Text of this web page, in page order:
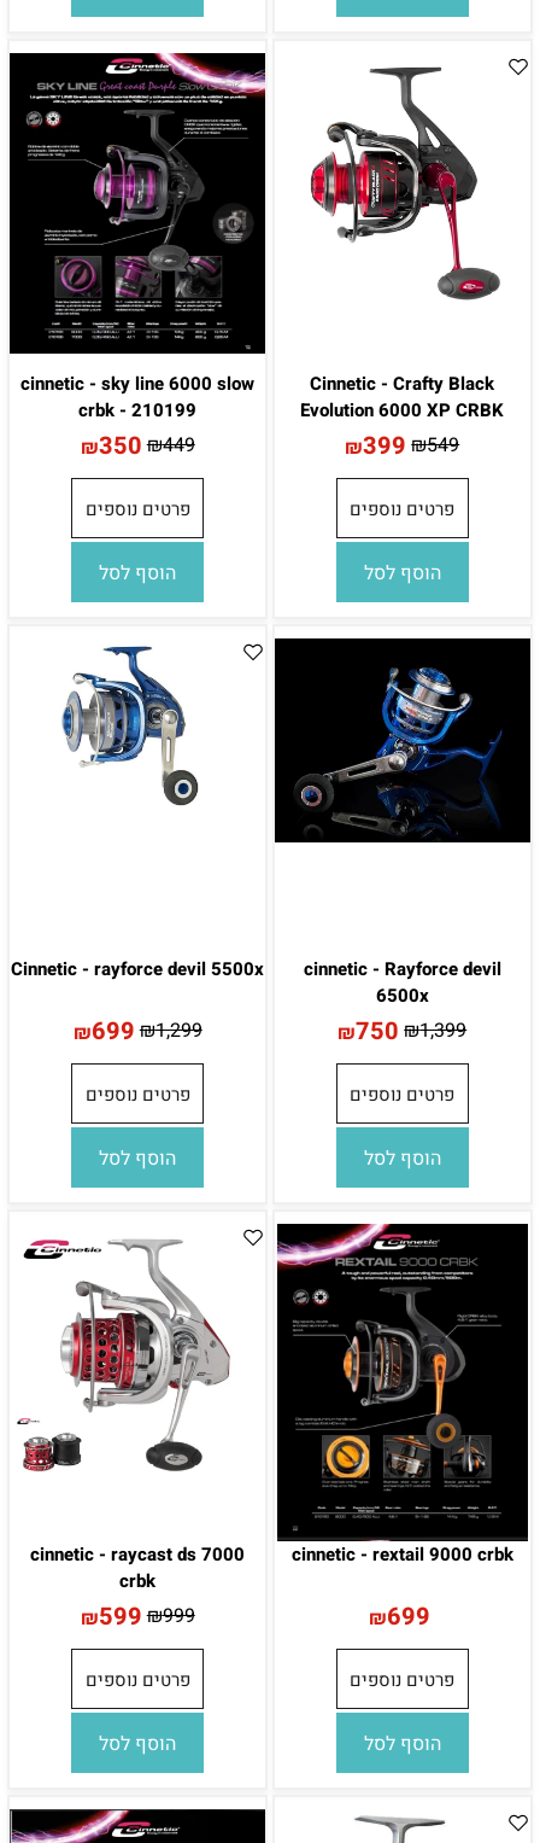
Cinnetic - Crafty Black
Evolution 6000 XP CRBK
₪549
₪399
פרטים נוספים
הוסף לסל
cinnetic - sky line 6000 slow
crbk - 210199
₪449
₪350
פרטים נוספים
הוסף לסל
cinnetic - Rayforce devil
6500x
₪1,399
₪750
פרטים נוספים
הוסף לסל
Cinnetic - rayforce devil 5500x
₪1,299
₪699
פרטים נוספים
הוסף לסל
cinnetic - rextail 9000 crbk
₪699
פרטים נוספים
הוסף לסל
cinnetic - raycast ds 7000
crbk
₪999
₪599
פרטים נוספים
הוסף לסל